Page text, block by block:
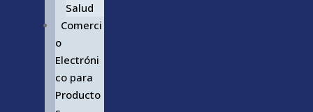
Salud
Comerci
o
Electróni
co para
Producto